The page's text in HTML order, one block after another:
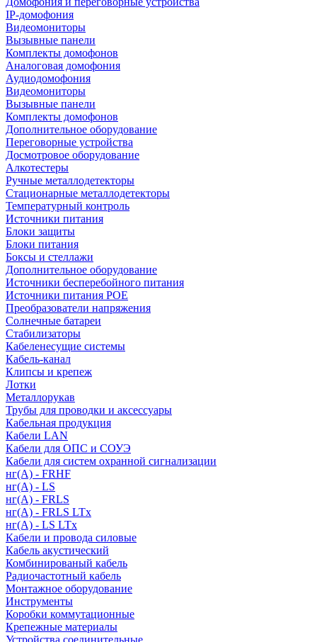
IP-домофония
Видеомониторы
Вызывные панели
Комплекты домофонов
Аналоговая домофония
Аудиодомофония
Видеомониторы
Вызывные панели
Комплекты домофонов
Дополнительное оборудование
Переговорные устройства
Досмотровое оборудование
Алкотестеры
Ручные металлодетекторы
Стационарные металлодетекторы
Температурный контроль
Источники питания
Блоки защиты
Блоки питания
Боксы и стеллажи
Дополнительное оборудование
Источники бесперебойного питания
Источники питания POE
Преобразователи напряжения
Солнечные батареи
Стабилизаторы
Кабеленесущие системы
Кабель-канал
Клипсы и крепеж
Лотки
Металлорукав
Трубы для проводки и аксессуары
Кабельная продукция
Кабели LAN
Кабели для ОПС и СОУЭ
Кабели для систем охранной сигнализации
нг(A) - FRHF
нг(A) - LS
нг(А) - FRLS
нг(А) - FRLS LTx
нг(А) - LS LTx
Кабели и провода силовые
Кабель акустический
Комбинированый кабель
Радиочастотный кабель
Монтажное оборудование
Инструменты
Коробки коммутационные
Крепежные материалы
Устройства соединительные